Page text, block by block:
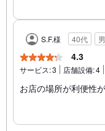
S.F.様 40代
4.3
サービス:3 店舗設備:4
お店の場所が利便性